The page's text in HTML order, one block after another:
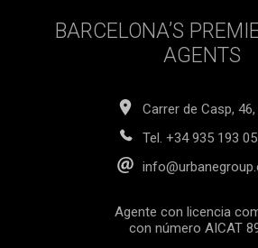
BARCELONA’S
AGENTS
Carrer de Casp,
Tel. +34 935 193
Agente con licencia
con número AICAT